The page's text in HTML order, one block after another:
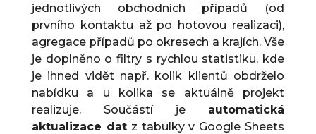
jednotlivých obchodních případů (od
prvního kontaktu až po hotovou realizaci),
agregace případů po okresech a krajích. Vše
je doplněno o filtry s rychlou statistiku, kde
je ihned vidět např. kolik klientů obdrželo
nabídku a u kolika se aktuálně projekt
realizuje. Součástí je automatická
aktualizace datz tabulky v Google Sheets